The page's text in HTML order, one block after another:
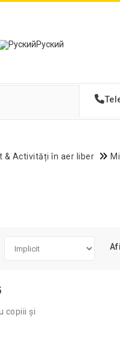
Руский
& Activități în aer liber
copiii și